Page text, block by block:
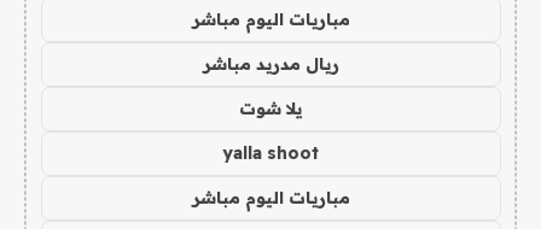
مباريات اليوم مباشر
ريال مدريد مباشر
يلا شوت
yalla shoot
مباريات اليوم مباشر